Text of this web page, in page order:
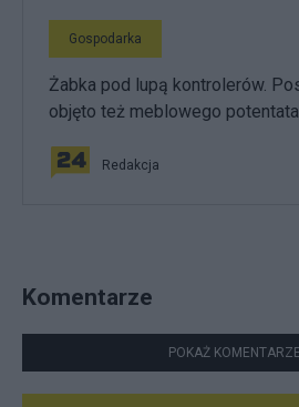
Gospodarka
Żabka pod lupą kontrolerów.
objęto też meblowego potentata
Redakcja
Komentarze
POKAŻ